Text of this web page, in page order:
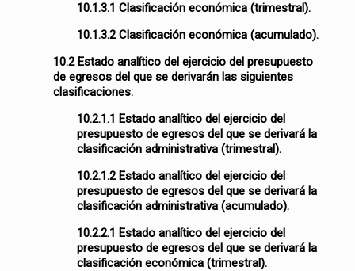
10.1.3.1 Clasificación económica (trimestral).
10.1.3.2 Clasificación económica (acumulado).
10.2 Estado analítico del ejercicio del presupuesto
de egresos del que se derivarán las siguientes
clasificaciones:
10.2.1.1 Estado analítico del ejercicio del
presupuesto de egresos del que se derivará la
clasificación administrativa (trimestral).
10.2.1.2 Estado analítico del ejercicio del
presupuesto de egresos del que se derivará la
clasificación administrativa (acumulado).
10.2.2.1 Estado analítico del ejercicio del
presupuesto de egresos del que se derivará la
clasificación económica (trimestral).